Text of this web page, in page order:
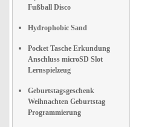
Fußball Disco
Hydrophobic Sand
Pocket Tasche Erkundung
Anschluss microSD Slot
Lernspielzeug
Geburtstagsgeschenk
Weihnachten Geburtstag
Programmierung